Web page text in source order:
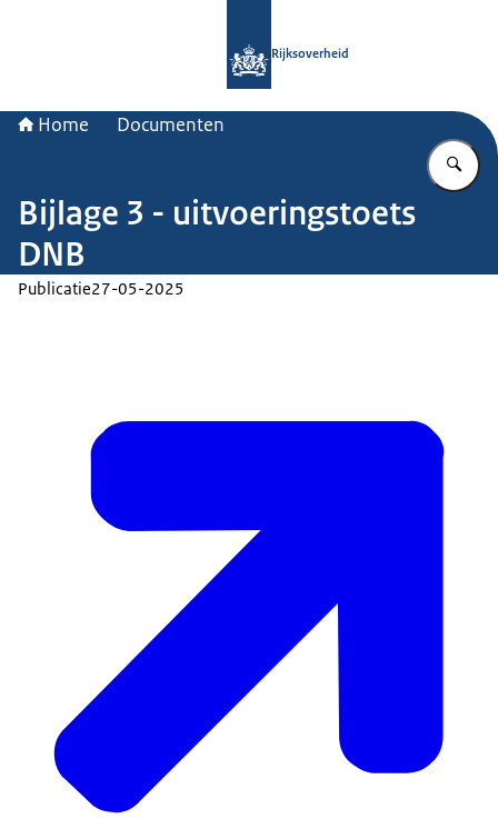
Rijksoverheid
Home Documenten
Bijlage 3 - uitvoeringstoets
DNB
Publicatie27-05-2025